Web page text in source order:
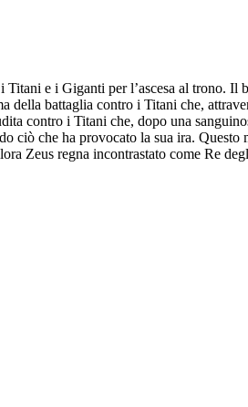
e i Giganti per l’ascesa al trono.
battaglia contro i Titani che,
contro i Titani che, dopo una
ciò che ha provocato la sua ira.
Zeus regna incontrastato come Re